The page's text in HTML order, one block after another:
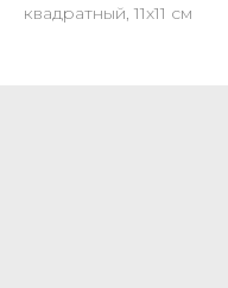
квадратный, 11х11 см